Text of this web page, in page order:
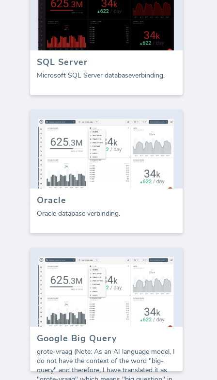
SQL Server
Microsoft SQL Server databaseverbinding.
Oracle
Oracle database verbinding.
Google Big Query
grote-vraag (Note: As an AI language model, I
do not have the context of the word "big-
query" and therefore, I have translated it as